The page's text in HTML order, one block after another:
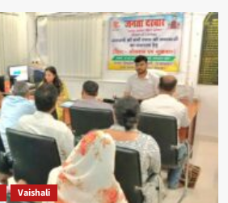
Vaishali